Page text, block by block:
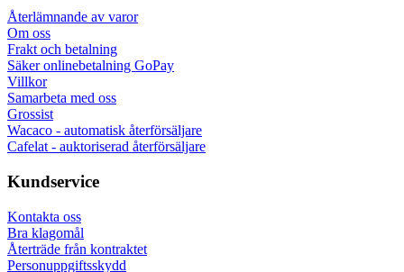
Återlämnande av varor
Om oss
Frakt och betalning
Säker onlinebetalning GoPay
Villkor
Samarbeta med oss
Grossist
Wacaco - automatisk återförsäljare
Cafelat - auktoriserad återförsäljare
Kundservice
Kontakta oss
Bra klagomål
Återträde från kontraktet
Personuppgiftsskydd